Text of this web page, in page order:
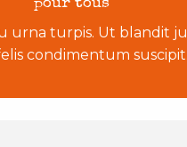
pour tous
urna turpis. Ut blandit
condimentum suscipit.